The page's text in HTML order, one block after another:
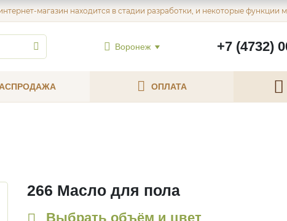
магазин находится в стадии разработки, и некоторые функции
Воронеж +7 (4732)
ОПЛАТА
266 Масло для пола
Выбрать объём и цвет